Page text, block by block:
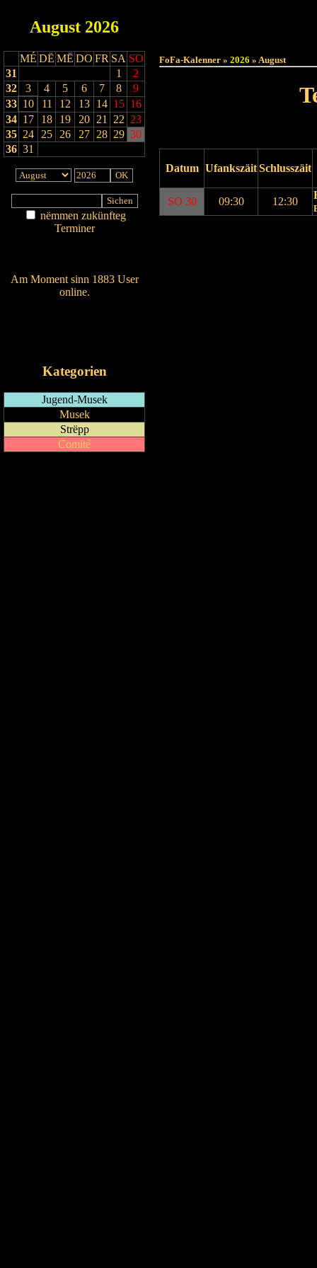
August 2026
MÉ DË MË DO FR SA SO
31
1
2
32
3 4 5 6 7 8
9
33 10 11 12 13 14 15 16
34 17 18 19 20 21 22 23
35 24 25 26 27 28 29 30
36 31
nëmmen zukünfteg
Terminer
Am Moment sinn 1883 User
online.
Kategorien
Jugend-Musek
Musek
Strëpp
Comité
FoFa-Kalenner » 2026 » August
Datum UfankszäitSchlusszäit
SO 30 09:30 12:30